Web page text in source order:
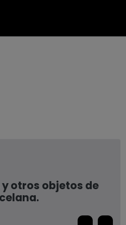
otros objetos de